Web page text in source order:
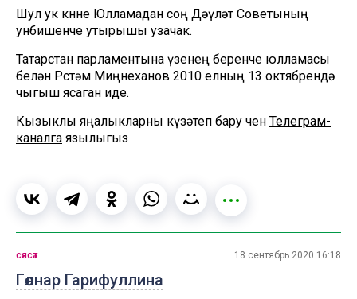
Шул ук көнне Юлламадан соң Дәүләт Советының
унбишенче утырышы узачак.
Татарстан парламентына үзенең беренче юлламасы
белән Рөстәм Миңнеханов 2010 елның 13 октябрендә
чыгыш ясаган иде.
Кызыклы яңалыкларны күзәтеп бару өчен Телеграм-
каналга язылыгыз
Гөлнар Гарифуллина
сәясәт 18 сентябрь 2020 16:18